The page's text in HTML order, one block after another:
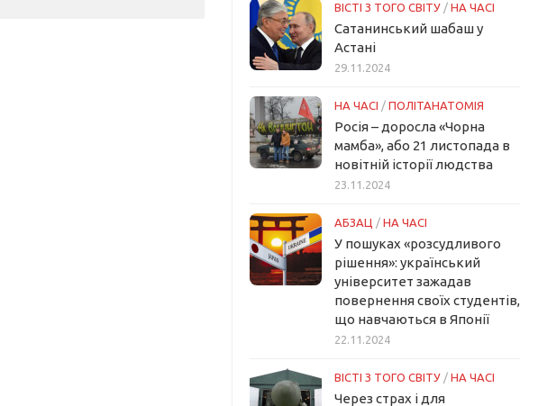
ВІСТІ З ТОГО СВІТУ / НА ЧАСІ
Сатанинський шабаш у
Астані
29.11.2024
НА ЧАСІ / ПОЛІТАНАТОМІЯ
Росія – доросла «Чорна
мамба», або 21 листопада в
новітній історії людства
23.11.2024
АБЗАЦ / НА ЧАСІ
У пошуках «розсудливого
рішення»: український
університет зажадав
повернення своїх студентів,
що навчаються в Японії
22.11.2024
ВІСТІ З ТОГО СВІТУ / НА ЧАСІ
Через страх і для